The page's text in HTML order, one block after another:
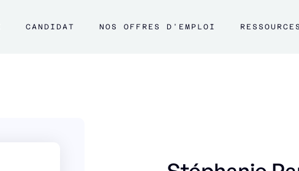
CANDIDAT NOS OFFRES D'EMPLOI RESSOURCES